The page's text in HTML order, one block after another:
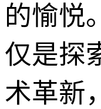
的愉悦
仅是探
术革新